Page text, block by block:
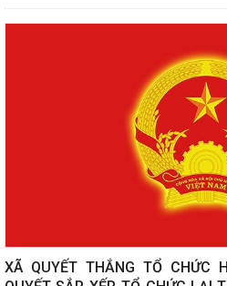
XÃ QUYẾT THẮNG TỔ CHỨC